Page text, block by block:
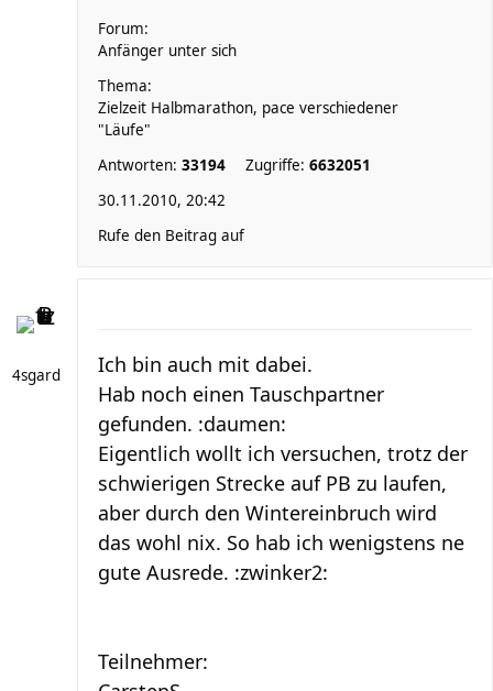
Forum:
Anfänger unter sich
Thema:
Zielzeit Halbmarathon, pace verschiedener
"Läufe"
Antworten: 33194 Zugriffe: 6632051
30.11.2010, 20:42
Rufe den Beitrag auf
4sgard
Ich bin auch mit dabei.
Hab noch einen Tauschpartner
gefunden. :daumen:
Eigentlich wollt ich versuchen, trotz der
schwierigen Strecke auf PB zu laufen,
aber durch den Wintereinbruch wird
das wohl nix. So hab ich wenigstens ne
gute Ausrede. :zwinker2:
Teilnehmer: